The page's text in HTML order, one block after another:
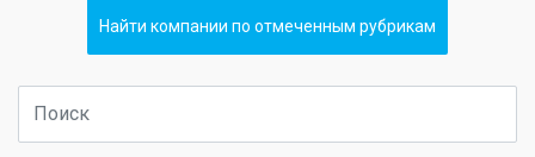
Найти компании по отмеченным рубрикам